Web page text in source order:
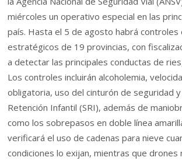
miércoles un operativo especial en las
país. Hasta el 5 de agosto habrá controles
estratégicos de 19 provincias, con
a detectar las principales conductas de
Los controles incluirán alcoholemia,
obligatoria, uso del cinturón de seguridad
Retención Infantil (SRI), además de
como los sobrepasos en doble línea
verificará el uso de cadenas para nieve
condiciones lo exijan, mientras que drones